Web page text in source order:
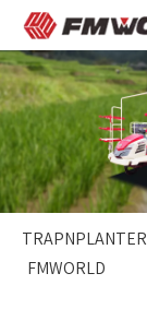
سری TRAPNPLANTER
FMWORLD